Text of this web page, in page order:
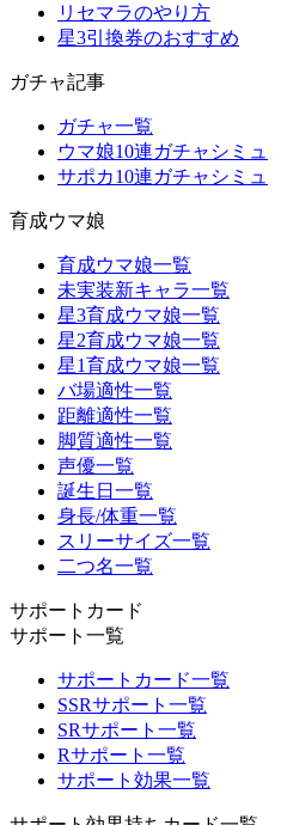
リセマラのやり方
星3引換券のおすすめ
ガチャ記事
ガチャ一覧
ウマ娘10連ガチャシミュ
サポカ10連ガチャシミュ
育成ウマ娘
育成ウマ娘一覧
未実装新キャラ一覧
星3育成ウマ娘一覧
星2育成ウマ娘一覧
星1育成ウマ娘一覧
バ場適性一覧
距離適性一覧
脚質適性一覧
声優一覧
誕生日一覧
身長/体重一覧
スリーサイズ一覧
二つ名一覧
サポートカード
サポート一覧
サポートカード一覧
SSRサポート一覧
SRサポート一覧
Rサポート一覧
サポート効果一覧